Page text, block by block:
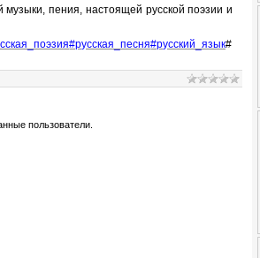
пения, настоящей русской поэзии и
#русская_песня#русский_язык#
пользователи.